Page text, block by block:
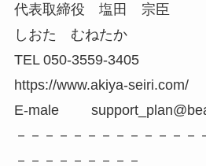
代表取締役 塩田 宗臣
しおた むねたか
TEL 050-3559-3405
https://www.akiya-seiri.com/
E-male
－－－－－－－－－－－－－
－－－－－－－－－